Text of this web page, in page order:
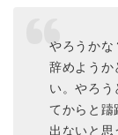
やろうかな
辞めようか
い。やろう
てからと
出ないと思